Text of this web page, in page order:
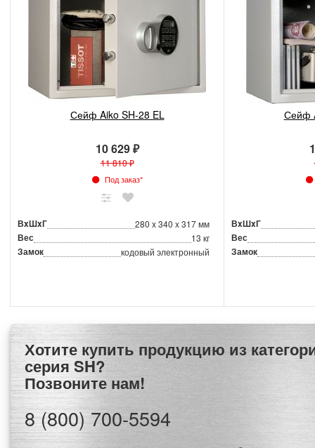
Сейф Aiko SH-28 EL
10 629 ₽
11 810 ₽
Под заказ*
ВxШxГ 280 x 340 x 317 мм
Вес 13 кг
Замок кодовый электронный
Сейф
ВxШxГ
Вес
Замок
Хотите купить продукцию из категории Сейфы Aiko
серия SH?
Позвоните нам!
8 (800) 700-5594